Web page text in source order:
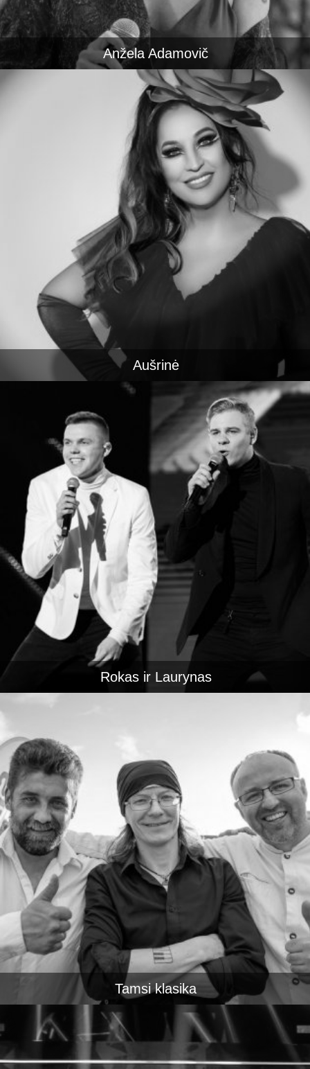
Anžela Adamovič
Aušrinė
Rokas ir Laurynas
Tamsi klasika